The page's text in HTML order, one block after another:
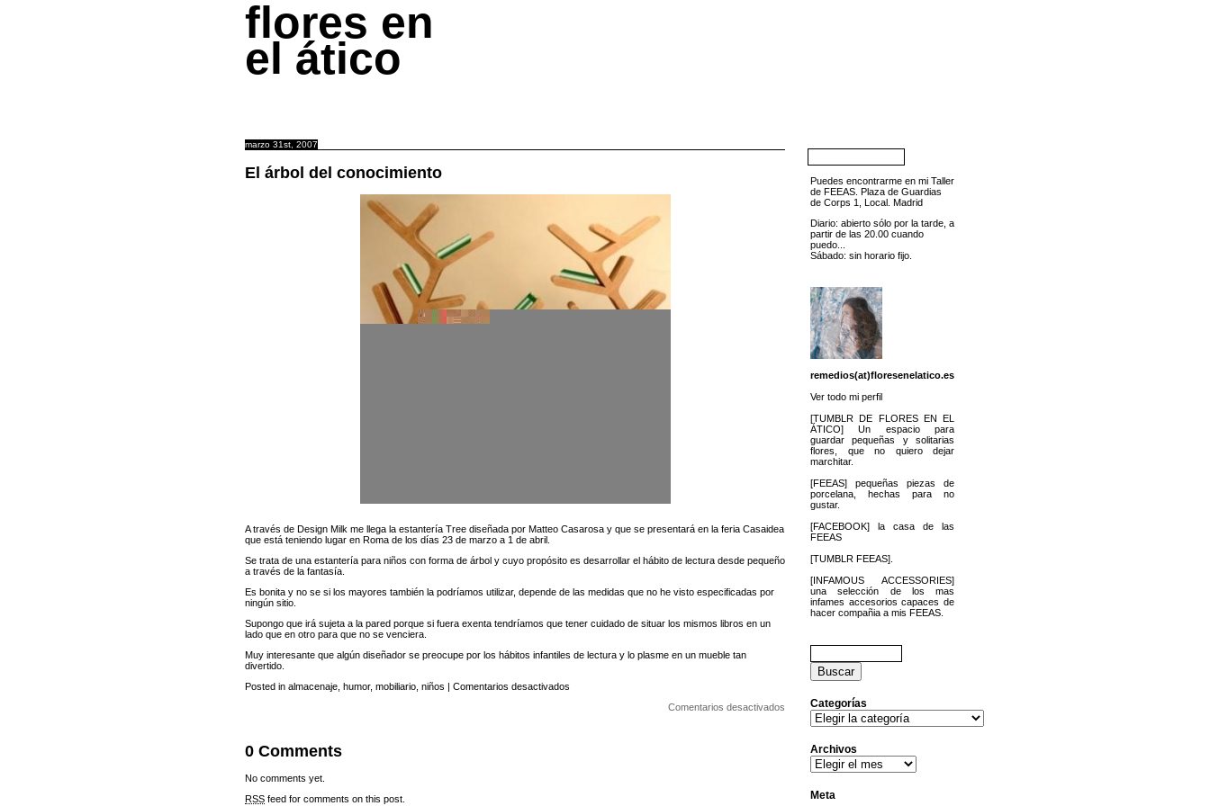
flores en
el ático
marzo 31st, 2007
El árbol del conocimiento
A través de Design Milk me llega la estantería Tree diseñada por Matteo Casarosa y que se presentará en la feria Casaidea
que está teniendo lugar en Roma de los días 23 de marzo a 1 de abril.
Se trata de una estantería para niños con forma de árbol y cuyo propósito es desarrollar el hábito de lectura desde pequeño
a través de la fantasía.
Es bonita y no se si los mayores también la podríamos utilizar, depende de las medidas que no he visto especificadas por
ningún sitio.
Supongo que irá sujeta a la pared porque si fuera exenta tendríamos que tener cuidado de situar los mismos libros en un
lado que en otro para que no se venciera.
Muy interesante que algún diseñador se preocupe por los hábitos infantiles de lectura y lo plasme en un mueble tan
divertido.
Posted in almacenaje humor, mobiliario niños | Comentarios desactivados
Comentarios desactivados
conocimiento
0 Comments
No comments yet.
RSS feed for comments on this post.
Puedes encontrarme en mi Taller
de FEEAS. Plaza de Guardias
de Corps 1, Local. Madrid
Diario: abierto sólo por la tarde, a
partir de las 20.00 cuando
puedo...
Sábado: sin horario fijo.
remedios(at)floresenelatico.es
Ver todo mi perfil
[TUMBLR DE FLORES EN EL
ÁTICO] Un espacio para
guardar pequeñas y solitarias
flores, que no quiero dejar
marchitar.
[FEEAS] pequeñas piezas de
porcelana, hechas para no
gustar.
[FACEBOOK] la casa de las
FEEAS
[TUMBLR FEEAS].
[INFAMOUS ACCESSORIES]
una selección de los mas
infames accesorios capaces de
hacer compañia a mis FEEAS.
Buscar:
Categorías
Categorías
Archivos
Archivos
Meta